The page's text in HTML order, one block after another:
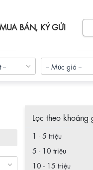
BÁN, KÝ GỬI
-- -- Mức giá --
Green Stars
Lọc theo khoảng
1 - 5 triệu
5 - 10 triệu
10 - 15 triệu